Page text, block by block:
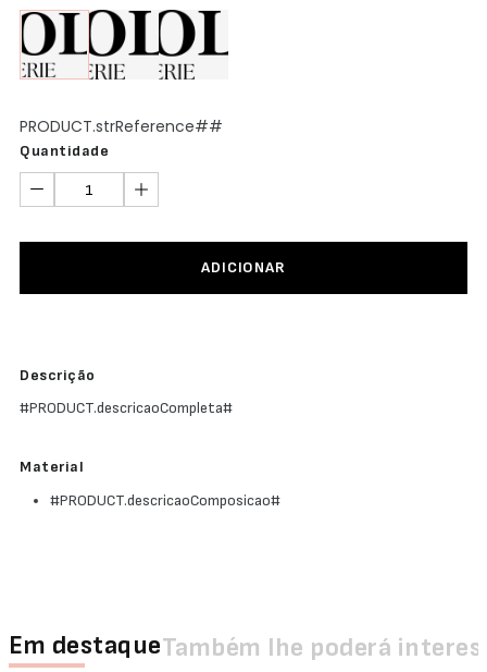
PRODUCT.strReference##
Quantidade
ADICIONAR
Descrição
#PRODUCT.descricaoCompleta#
Material
#PRODUCT.descricaoComposicao#
Em destaqueTambém lhe poderá